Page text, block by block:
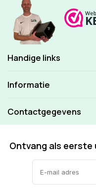
Handige links
Informatie
Contactgegevens
Ontvang als